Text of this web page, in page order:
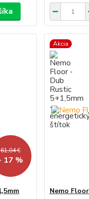
61,04 €
17 %
Akcia
Nemo